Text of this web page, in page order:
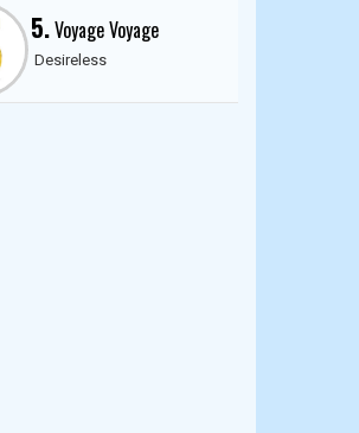
5.Voyage Voyage
Desireless